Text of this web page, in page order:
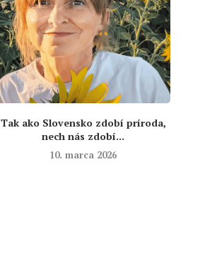
Tak ako Slovensko zdobí príroda,
nech nás zdobí...
10. marca 2026